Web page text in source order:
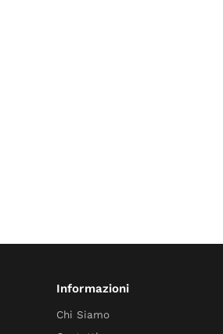
Informazioni
Chi Siamo